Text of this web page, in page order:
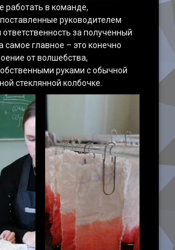
работать в команде,
руководителем
ответственность за полученный
самое главное – это конечно
от волшебства,
руками с обычной
стеклянной колбочке.